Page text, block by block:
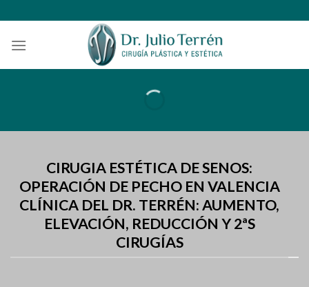
content
CIRUGIA ESTÉTICA DE SENOS:
OPERACIÓN DE PECHO EN VALENCIA
CLÍNICA DEL DR. TERRÉN: AUMENTO,
ELEVACIÓN, REDUCCIÓN Y 2ªS
CIRUGÍAS